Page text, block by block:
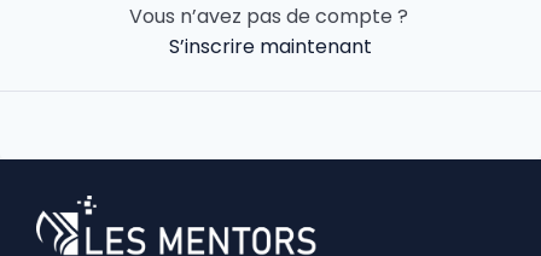
Vous n’avez pas de compte ?
S’inscrire maintenant